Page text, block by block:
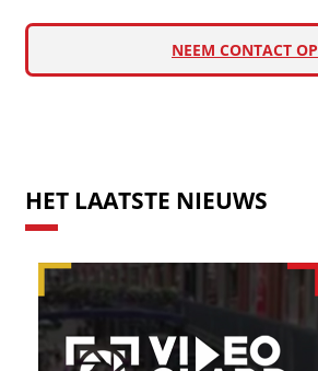
NEEM CONTACT OP
HET LAATSTE NIEUWS